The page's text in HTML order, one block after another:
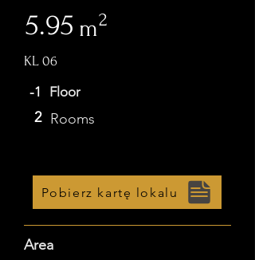
5.95 m
KL 06
-1 Floor
2 Rooms
Pobierz kartę lokalu
Area
2